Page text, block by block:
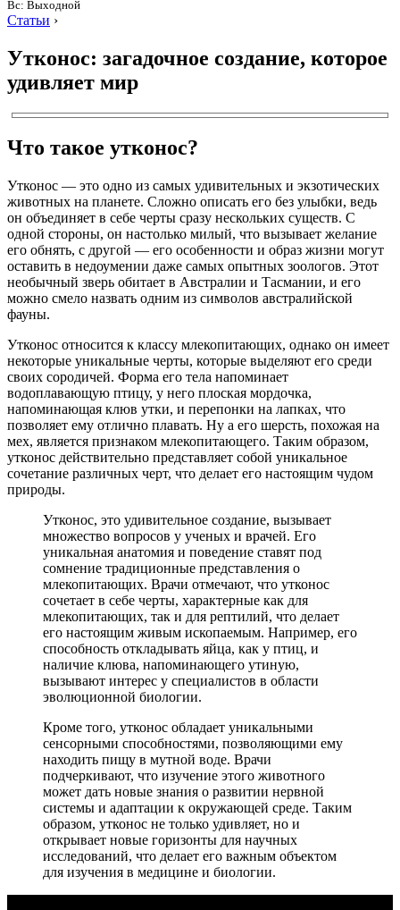
Вс: Выходной
Статьи ›
Утконос: загадочное создание, которое
удивляет мир
Что такое утконос?
Утконос — это одно из самых удивительных и экзотических
животных на планете. Сложно описать его без улыбки, ведь
он объединяет в себе черты сразу нескольких существ. С
одной стороны, он настолько милый, что вызывает желание
его обнять, с другой — его особенности и образ жизни могут
оставить в недоумении даже самых опытных зоологов. Этот
необычный зверь обитает в Австралии и Тасмании, и его
можно смело назвать одним из символов австралийской
фауны.
Утконос относится к классу млекопитающих, однако он имеет
некоторые уникальные черты, которые выделяют его среди
своих сородичей. Форма его тела напоминает
водоплавающую птицу, у него плоская мордочка,
напоминающая клюв утки, и перепонки на лапках, что
позволяет ему отлично плавать. Ну а его шерсть, похожая на
мех, является признаком млекопитающего. Таким образом,
утконос действительно представляет собой уникальное
сочетание различных черт, что делает его настоящим чудом
природы.
Утконос, это удивительное создание, вызывает
множество вопросов у ученых и врачей. Его
уникальная анатомия и поведение ставят под
сомнение традиционные представления о
млекопитающих. Врачи отмечают, что утконос
сочетает в себе черты, характерные как для
млекопитающих, так и для рептилий, что делает
его настоящим живым ископаемым. Например, его
способность откладывать яйца, как у птиц, и
наличие клюва, напоминающего утиную,
вызывают интерес у специалистов в области
эволюционной биологии.
Кроме того, утконос обладает уникальными
сенсорными способностями, позволяющими ему
находить пищу в мутной воде. Врачи
подчеркивают, что изучение этого животного
может дать новые знания о развитии нервной
системы и адаптации к окружающей среде. Таким
образом, утконос не только удивляет, но и
открывает новые горизонты для научных
исследований, что делает его важным объектом
для изучения в медицине и биологии.